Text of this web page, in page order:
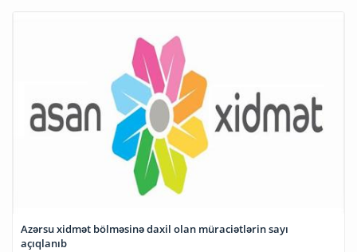
Azərsu xidmət bölməsinə daxil olan müraciətlərin sayı
açıqlanıb